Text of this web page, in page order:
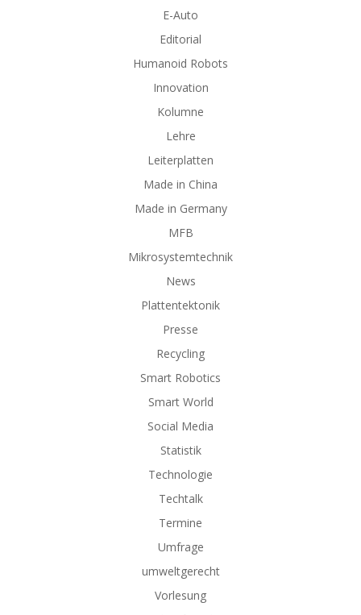
E-Auto
Editorial
Humanoid Robots
Innovation
Kolumne
Lehre
Leiterplatten
Made in China
Made in Germany
MFB
Mikrosystemtechnik
News
Plattentektonik
Presse
Recycling
Smart Robotics
Smart World
Social Media
Statistik
Technologie
Techtalk
Termine
Umfrage
umweltgerecht
Vorlesung